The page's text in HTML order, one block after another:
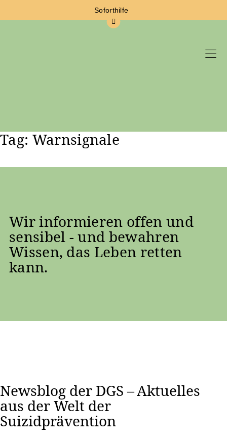
Zum Hauptinhalt springen
Soforthilfe
Tag: Warnsignale
Wir informieren offen und
sensibel - und bewahren
Wissen, das Leben retten
kann.
Newsblog der DGS – Aktuelles
aus der Welt der
Suizidprävention